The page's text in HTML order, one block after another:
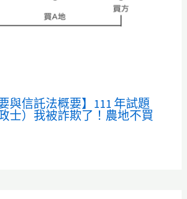
與信託法概要】111 年試題
士）我被詐欺了！農地不買